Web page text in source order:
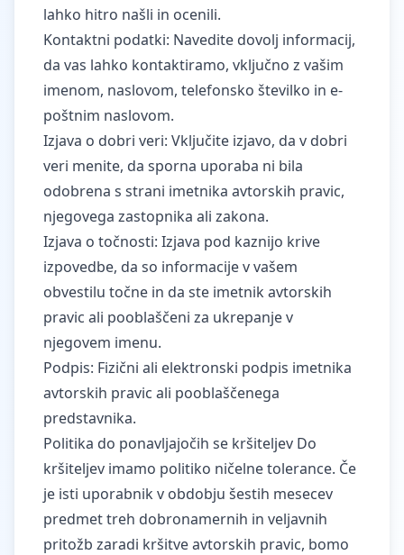
lahko hitro našli in ocenili.
Kontaktni podatki: Navedite dovolj informacij,
da vas lahko kontaktiramo, vključno z vašim
imenom, naslovom, telefonsko številko in e-
poštnim naslovom.
Izjava o dobri veri: Vključite izjavo, da v dobri
veri menite, da sporna uporaba ni bila
odobrena s strani imetnika avtorskih pravic,
njegovega zastopnika ali zakona.
Izjava o točnosti: Izjava pod kaznijo krive
izpovedbe, da so informacije v vašem
obvestilu točne in da ste imetnik avtorskih
pravic ali pooblaščeni za ukrepanje v
njegovem imenu.
Podpis: Fizični ali elektronski podpis imetnika
avtorskih pravic ali pooblaščenega
predstavnika.
Politika do ponavljajočih se kršiteljev Do
kršiteljev imamo politiko ničelne tolerance. Če
je isti uporabnik v obdobju šestih mesecev
predmet treh dobronamernih in veljavnih
pritožb zaradi kršitve avtorskih pravic, bomo